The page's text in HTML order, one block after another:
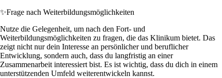
✨Frage nach Weiterbildungsmöglichkeiten
Nutze die Gelegenheit, um nach den Fort- und
Weiterbildungsmöglichkeiten zu fragen, die das Klinikum bietet. Das
zeigt nicht nur dein Interesse an persönlicher und beruflicher
Entwicklung, sondern auch, dass du langfristig an einer
Zusammenarbeit interessiert bist. Es ist wichtig, dass du dich in einem
unterstützenden Umfeld weiterentwickeln kannst.